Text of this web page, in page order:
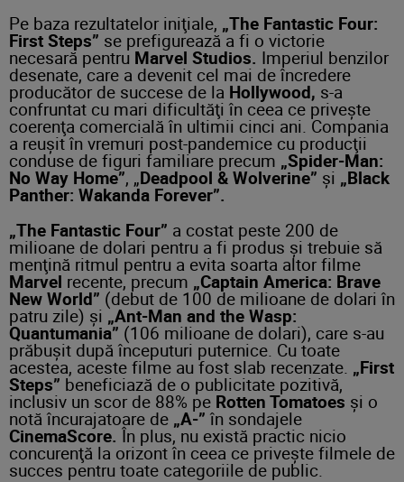
Pe baza rezultatelor iniţiale, „The Fantastic Four:
First Steps” se prefigurează a fi o victorie
necesară pentru Marvel Studios. Imperiul benzilor
desenate, care a devenit cel mai de încredere
producător de succese de la Hollywood, s-a
confruntat cu mari dificultăţi în ceea ce priveşte
coerenţa comercială în ultimii cinci ani. Compania
a reuşit în vremuri post-pandemice cu producţii
conduse de figuri familiare precum „Spider-Man:
No Way Home”, „Deadpool & Wolverine” şi „Black
Panther: Wakanda Forever”.
„The Fantastic Four” a costat peste 200 de
milioane de dolari pentru a fi produs şi trebuie să
menţină ritmul pentru a evita soarta altor filme
Marvel recente, precum „Captain America: Brave
New World” (debut de 100 de milioane de dolari în
patru zile) şi „Ant-Man and the Wasp:
Quantumania” (106 milioane de dolari), care s-au
prăbuşit după începuturi puternice. Cu toate
acestea, aceste filme au fost slab recenzate. „First
Steps” beneficiază de o publicitate pozitivă,
inclusiv un scor de 88% pe Rotten Tomatoes şi o
notă încurajatoare de „A-” în sondajele
CinemaScore. În plus, nu există practic nicio
concurenţă la orizont în ceea ce priveşte filmele de
succes pentru toate categoriile de public.